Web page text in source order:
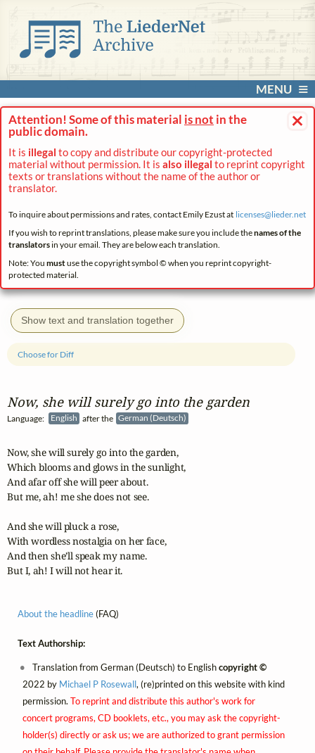
MENU
×
Attention! Some of this material is not in the
public domain.
It is illegal to copy and distribute our copyright-protected
material without permission. It is also illegal to reprint copyright
texts or translations without the name of the author or
translator.
To inquire about permissions and rates, contact Emily Ezust at licenses@lieder.net
If you wish to reprint translations, please make sure you include thenames of the
translatorsin your email. They are below each translation.
Note: You mustuse the copyright symbol © when you reprint copyright-
protected material.
Show text and translation together
Now, she will surely go into the garden
Language: English after the German (Deutsch)
Choose for Diff
Now, she will surely go into the garden,
Which blooms and glows in the sunlight,
And afar off she will peer about.
But me, ah! me she does not see.
And she will pluck a rose,
With wordless nostalgia on her face,
And then she’ll speak my name.
But I, ah! I will not hear it.
About the headline(FAQ)
Text Authorship:
Translation from German (Deutsch) to Englishcopyright ©
2022 by Michael P Rosewall, (re)printed on this website with kind
permission. To reprint and distribute this author's work for
concert programs, CD booklets, etc., you may ask the copyright-
holder(s) directly or ask us; we are authorized to grant permission